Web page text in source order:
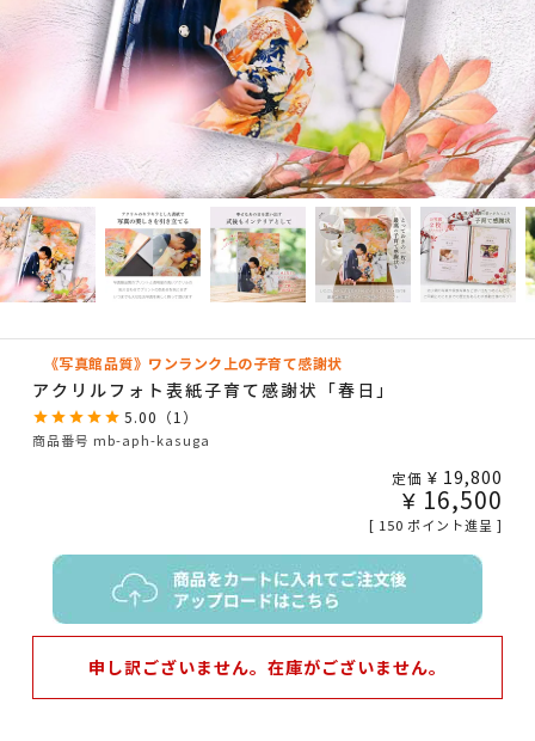
《写真館品質》ワンランク上の子育て感謝状
アクリルフォト表紙子育て感謝状「春日」
5.00 （ 1 ）
商品番号 mb-aph-kasuga
定価 ¥ 19,800
¥ 16,500
[ 150 ポイント進呈 ]
申し訳ございません。在庫がございません。